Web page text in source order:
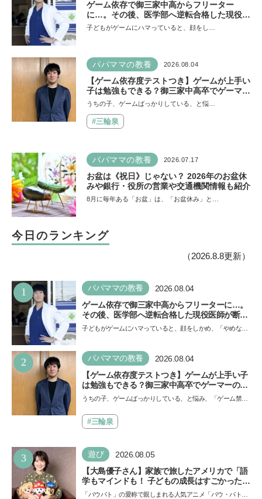
ゲーム依存で御三家中高からフリーター
に…。その後、医学部へ逆転合格した現役医
師が断言「ゲームの経験が受験勉強に役立っ
子どもがゲームにハマっていると、顔をし…
パパママの教養 2026.08.04
【ゲーム依存度テストつき】ゲームが上手い
子は勉強もできる？御三家中高卒でゲーマー
の医師・阿部智史さんが教えるゲームしなが
うちの子、ゲームばっかりしている、と悩…
#三輪泉
パパママの教養 2026.07.17
お盆は《祝日》じゃない？ 2026年のお盆休
みや銀行・役所の営業や交通機関情報も紹介
8月に毎年ある「お盆」は、「お盆休み」と…
今日のランキング
（2026.8.8更新）
1 パパママの教養 2026.08.04
ゲーム依存で御三家中高からフリーターに…。
その後、医学部へ逆転合格した現役医師が断言
「ゲームの経験が受験勉強に役立った」そう考
子どもがゲームにハマっていると、顔をしかめ、「やめなさ
い…
2 パパママの教養 2026.08.04
【ゲーム依存度テストつき】ゲームが上手い子
は勉強もできる？御三家中高卒でゲーマーの医
師・阿部智史さんが教えるゲームしながら受験
うちの子、ゲームばっかりしている、と悩み、「ゲーム禁
も…#三輪泉
3 遊び 2026.08.05
【大島優子さん】家族で旅したアメリカで「語
学もマインドも！ 子どもの成長はすごかった」
声優をつとめた映画『パウ・パトロール ザ・ダ
「パウパト」の愛称で親しまれる人気アニメ「パウ・パトロ